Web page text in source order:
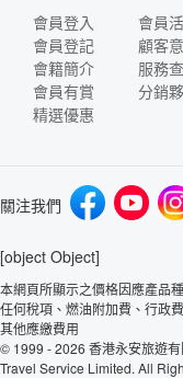
會員登入
會員登記
會籍簡介
會員有賞
精選優惠
會員
顧客
服務
分銷
關注我們
[object Object]
本網頁所顯示之價格因應產品
任何稅項、燃油附加費、行政
其他應繳費用
© 1999 - 2026 香港永安旅遊
Travel Service Limited. All